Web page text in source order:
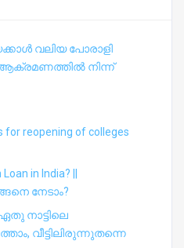
വലിയ പോരാളി
ആക്രമണത്തില്‍ നിന്ന്
for reopening of colleges
in India? ||
നേടാം?
നാട്ടിലെ
വീട്ടിലിരുന്നുതന്നെ